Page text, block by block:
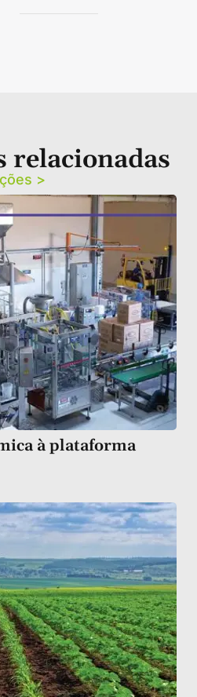
relacionadas
>
à plataforma